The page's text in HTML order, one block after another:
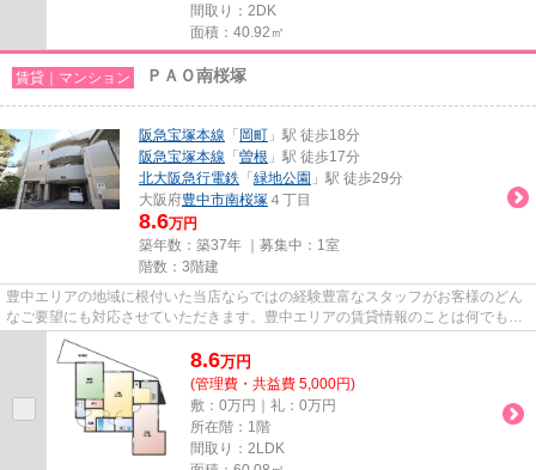
間取り：2DK
面積：40.92㎡
賃貸｜マンション ＰＡＯ南桜塚
阪急宝塚本線 「 岡町 」駅 徒歩18分
阪急宝塚本線 「 曽根 」駅 徒歩17分
北大阪急行電鉄 「 緑地公園 」駅 徒歩29分
大阪府豊中市南桜塚 ４丁目
8.6万円
築年数：築37年 ｜募集中： 1室
階数：3階建
豊中エリアの地域に根付いた当店ならではの経験豊富なスタッフがお客様のどん
なご要望にも対応させていただきます。豊中エリアの賃貸情報のことは何でもお
気軽にご相談ください。一生...
8.6万円
(管理費・共益費 5,000円)
敷：0万円｜礼：0万円
所在階：1階
間取り：2LDK